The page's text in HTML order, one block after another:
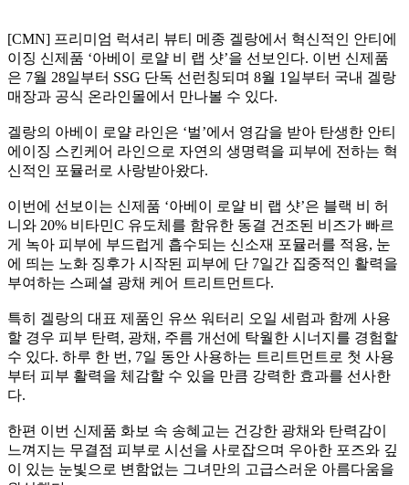
[CMN] 프리미엄 럭셔리 뷰티 메종 겔랑에서 혁신적인 안티에
이징 신제품 ‘아베이 로얄 비 랩 샷’을 선보인다. 이번 신제품
은 7월 28일부터 SSG 단독 선런칭되며 8월 1일부터 국내 겔랑
매장과 공식 온라인몰에서 만나볼 수 있다.
겔랑의 아베이 로얄 라인은 ‘벌’에서 영감을 받아 탄생한 안티
에이징 스킨케어 라인으로 자연의 생명력을 피부에 전하는 혁
신적인 포뮬러로 사랑받아왔다.
이번에 선보이는 신제품 ‘아베이 로얄 비 랩 샷’은 블랙 비 허
니와 20% 비타민C 유도체를 함유한 동결 건조된 비즈가 빠르
게 녹아 피부에 부드럽게 흡수되는 신소재 포뮬러를 적용, 눈
에 띄는 노화 징후가 시작된 피부에 단 7일간 집중적인 활력을
부여하는 스페셜 광채 케어 트리트먼트다.
특히 겔랑의 대표 제품인 유쓰 워터리 오일 세럼과 함께 사용
할 경우 피부 탄력, 광채, 주름 개선에 탁월한 시너지를 경험할
수 있다. 하루 한 번, 7일 동안 사용하는 트리트먼트로 첫 사용
부터 피부 활력을 체감할 수 있을 만큼 강력한 효과를 선사한
다.
한편 이번 신제품 화보 속 송혜교는 건강한 광채와 탄력감이
느껴지는 무결점 피부로 시선을 사로잡으며 우아한 포즈와 깊
이 있는 눈빛으로 변함없는 그녀만의 고급스러운 아름다움을